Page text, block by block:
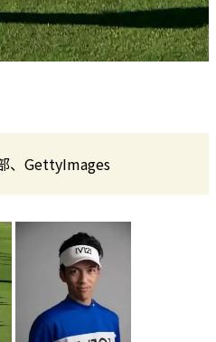
、GettyImages